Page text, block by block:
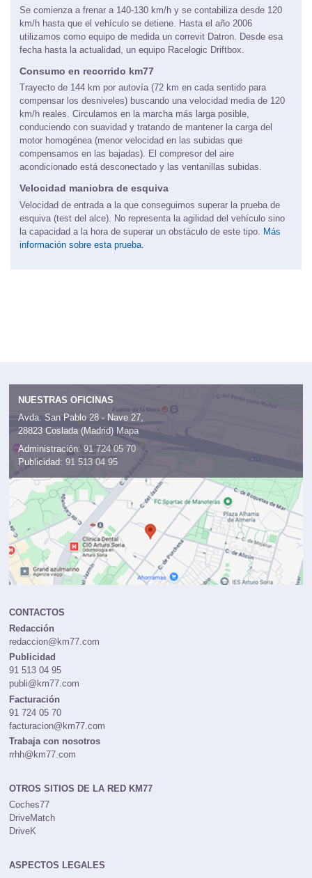
Se comienza a frenar a 140-130 km/h y se contabiliza desde 120
km/h hasta que el vehículo se detiene. Hasta el año 2006
utilizamos como equipo de medida un correvit Datron. Desde esa
fecha hasta la actualidad, un equipo Racelogic Driftbox.
Consumo en recorrido km77
Trayecto de 144 km por autovía (72 km en cada sentido para
compensar los desniveles) buscando una velocidad media de 120
km/h reales. Circulamos en la marcha más larga posible,
conduciendo con suavidad y tratando de mantener la carga del
motor homogénea (menor velocidad en las subidas que
compensamos en las bajadas). El compresor del aire
acondicionado está desconectado y las ventanillas subidas.
Velocidad maniobra de esquiva
Velocidad de entrada a la que conseguimos superar la prueba de
esquiva (test del alce). No representa la agilidad del vehículo sino
la capacidad a la hora de superar un obstáculo de este tipo. Más
información sobre esta prueba.
NUESTRAS OFICINAS
Avda. San Pablo 28 - Nave 27,
28823 Coslada (Madrid) Mapa
Administración: 91 724 05 70
Publicidad: 91 513 04 95
CONTACTOS
Redacción
redaccion@km77.com
Publicidad
91 513 04 95
publi@km77.com
Facturación
91 724 05 70
facturacion@km77.com
Trabaja con nosotros
rrhh@km77.com
OTROS SITIOS DE LA RED KM77
Coches77
DriveMatch
DriveK
ASPECTOS LEGALES